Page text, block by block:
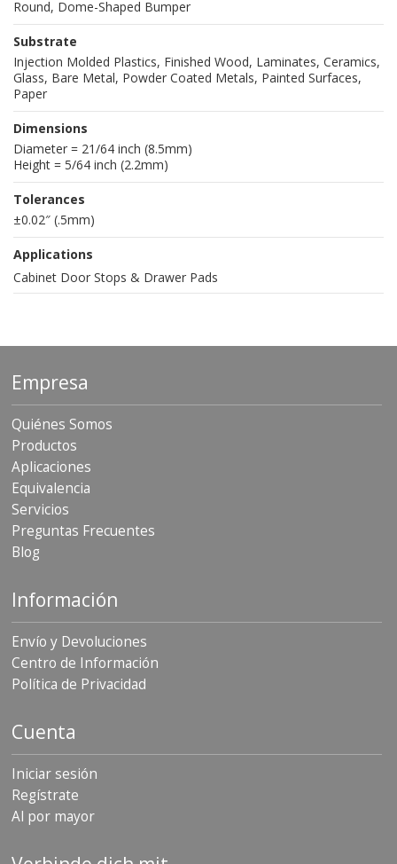
Round, Dome-Shaped Bumper
Substrate
Injection Molded Plastics, Finished Wood, Laminates, Ceramics,
Glass, Bare Metal, Powder Coated Metals, Painted Surfaces,
Paper
Dimensions
Diameter = 21/64 inch (8.5mm)
Height = 5/64 inch (2.2mm)
Tolerances
±0.02″ (.5mm)
Applications
Cabinet Door Stops & Drawer Pads
Empresa
Quiénes Somos
Productos
Aplicaciones
Equivalencia
Servicios
Preguntas Frecuentes
Blog
Información
Envío y Devoluciones
Centro de Información
Política de Privacidad
Cuenta
Iniciar sesión
Regístrate
Al por mayor